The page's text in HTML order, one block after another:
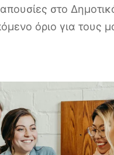
απουσίες στο
όριο για τους